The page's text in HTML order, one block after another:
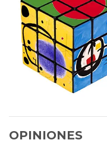
OPINIONES